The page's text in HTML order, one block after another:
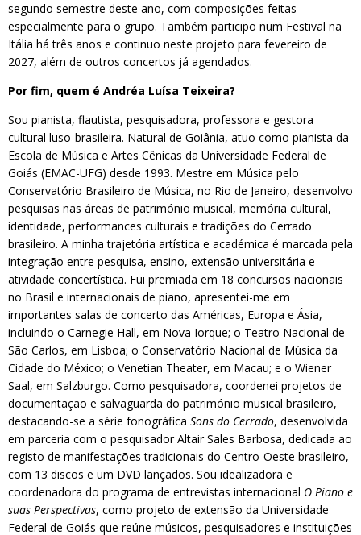
segundo semestre deste ano, com composições feitas
especialmente para o grupo. Também participo num Festival na
Itália há três anos e continuo neste projeto para fevereiro de
2027, além de outros concertos já agendados.
Por fim, quem é Andréa Luísa Teixeira?
Sou pianista, flautista, pesquisadora, professora e gestora
cultural luso-brasileira. Natural de Goiânia, atuo como pianista da
Escola de Música e Artes Cênicas da Universidade Federal de
Goiás (EMAC-UFG) desde 1993. Mestre em Música pelo
Conservatório Brasileiro de Música, no Rio de Janeiro, desenvolvo
pesquisas nas áreas de património musical, memória cultural,
identidade, performances culturais e tradições do Cerrado
brasileiro. A minha trajetória artística e académica é marcada pela
integração entre pesquisa, ensino, extensão universitária e
atividade concertística. Fui premiada em 18 concursos nacionais
no Brasil e internacionais de piano, apresentei-me em
importantes salas de concerto das Américas, Europa e Ásia,
incluindo o Carnegie Hall, em Nova Iorque; o Teatro Nacional de
São Carlos, em Lisboa; o Conservatório Nacional de Música da
Cidade do México; o Venetian Theater, em Macau; e o Wiener
Saal, em Salzburgo. Como pesquisadora, coordenei projetos de
documentação e salvaguarda do património musical brasileiro,
destacando-se a série fonográfica Sons do Cerrado, desenvolvida
em parceria com o pesquisador Altair Sales Barbosa, dedicada ao
registo de manifestações tradicionais do Centro-Oeste brasileiro,
com 13 discos e um DVD lançados. Sou idealizadora e
coordenadora do programa de entrevistas internacional O Piano e
suas Perspectivas, como projeto de extensão da Universidade
Federal de Goiás que reúne músicos, pesquisadores e instituições